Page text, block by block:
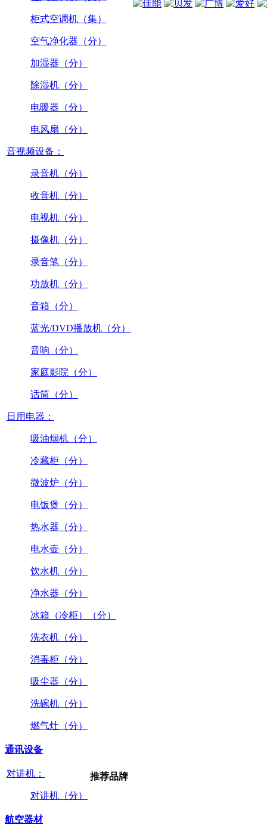
柜式空调机（集）
空气净化器（分）
加湿器（分）
除湿机（分）
电暖器（分）
电风扇（分）
音视频设备：
录音机（分）
收音机（分）
电视机（分）
摄像机（分）
录音笔（分）
功放机（分）
音箱（分）
蓝光/DVD播放机（分）
音响（分）
家庭影院（分）
话筒（分）
日用电器：
吸油烟机（分）
冷藏柜（分）
微波炉（分）
电饭煲（分）
热水器（分）
电水壶（分）
饮水机（分）
净水器（分）
冰箱（冷柜）（分）
洗衣机（分）
消毒柜（分）
吸尘器（分）
洗碗机（分）
燃气灶（分）
通讯设备
对讲机：
对讲机（分）
推荐品牌
航空器材